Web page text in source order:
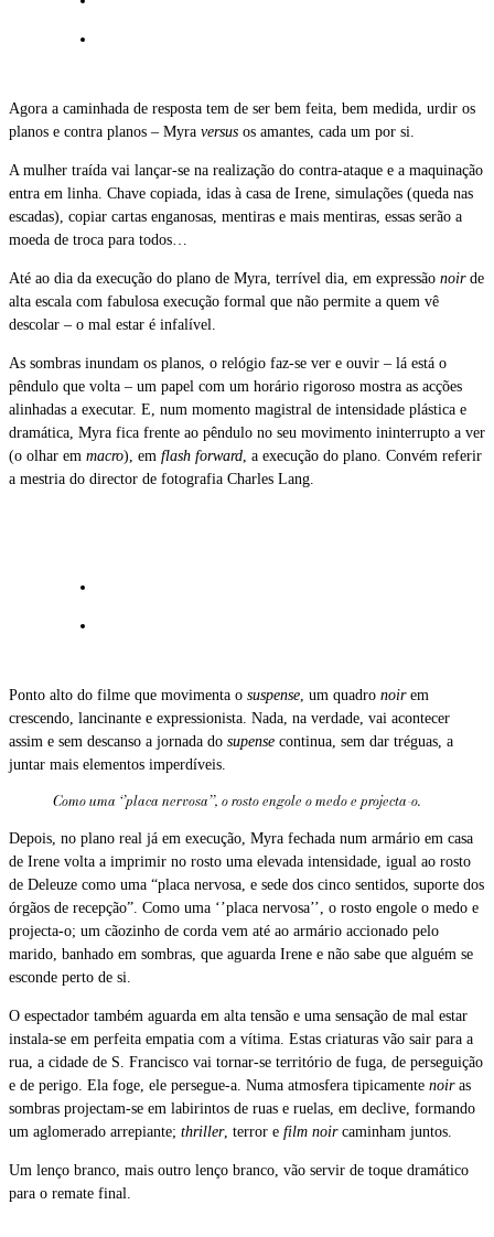
Agora a caminhada de resposta tem de ser bem feita, bem medida, urdir os
planos e contra planos – Myra versus os amantes, cada um por si.
A mulher traída vai lançar-se na realização do contra-ataque e a maquinação
entra em linha. Chave copiada, idas à casa de Irene, simulações (queda nas
escadas), copiar cartas enganosas, mentiras e mais mentiras, essas serão a
moeda de troca para todos…
Até ao dia da execução do plano de Myra, terrível dia, em expressão noirde
alta escala com fabulosa execução formal que não permite a quem vê
descolar – o mal estar é infalível.
As sombras inundam os planos, o relógio faz-se ver e ouvir – lá está o
pêndulo que volta – um papel com um horário rigoroso mostra as acções
alinhadas a executar. E, num momento magistral de intensidade plástica e
dramática, Myra fica frente ao pêndulo no seu movimento ininterrupto a ver
(o olhar em macro), em flash forward , a execução do plano. Convém referir
a mestria do director de fotografia Charles Lang.
Ponto alto do filme que movimenta o suspense , um quadro noirem
crescendo, lancinante e expressionista. Nada, na verdade, vai acontecer
assim e sem descanso a jornada do supense continua, sem dar tréguas, a
juntar mais elementos imperdíveis.
Como uma ‘’placa nervosa’’, o rosto engole o medo e projecta-o.
Depois, no plano real já em execução, Myra fechada num armário em casa
de Irene volta a imprimir no rosto uma elevada intensidade, igual ao rosto
de Deleuze como uma “placa nervosa, e sede dos cinco sentidos, suporte dos
órgãos de recepção”. Como uma ‘’placa nervosa’’, o rosto engole o medo e
projecta-o; um cãozinho de corda vem até ao armário accionado pelo
marido, banhado em sombras, que aguarda Irene e não sabe que alguém se
esconde perto de si.
O espectador também aguarda em alta tensão e uma sensação de mal estar
instala-se em perfeita empatia com a vítima. Estas criaturas vão sair para a
rua, a cidade de S. Francisco vai tornar-se território de fuga, de perseguição
e de perigo. Ela foge, ele persegue-a. Numa atmosfera tipicamente noiras
sombras projectam-se em labirintos de ruas e ruelas, em declive, formando
um aglomerado arrepiante; thriller, terror e film noircaminham juntos.
Um lenço branco, mais outro lenço branco, vão servir de toque dramático
para o remate final.